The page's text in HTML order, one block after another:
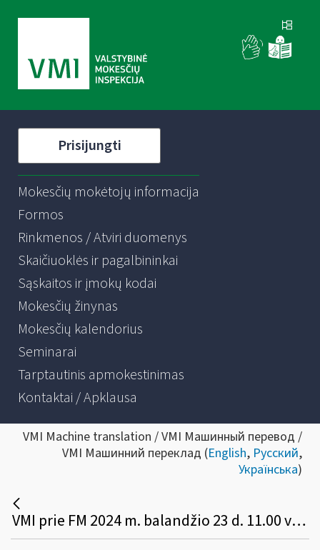
Prisijungti
Mokesčių mokėtojų informacija
Formos
Rinkmenos / Atviri duomenys
Skaičiuoklės ir pagalbininkai
Sąskaitos ir įmokų kodai
Mokesčių žinynas
Mokesčių kalendorius
Seminarai
Tarptautinis apmokestinimas
Kontaktai / Apklausa
VMI Machine translation / VMI Машинный перевод /
VMI Машинний переклад (English, Русский,
Українська)
VMI prie FM 2024 m. balandžio 23 d. 11.00 val. konkurso būdu parduoda valstybei perduotą transporto priemonę: